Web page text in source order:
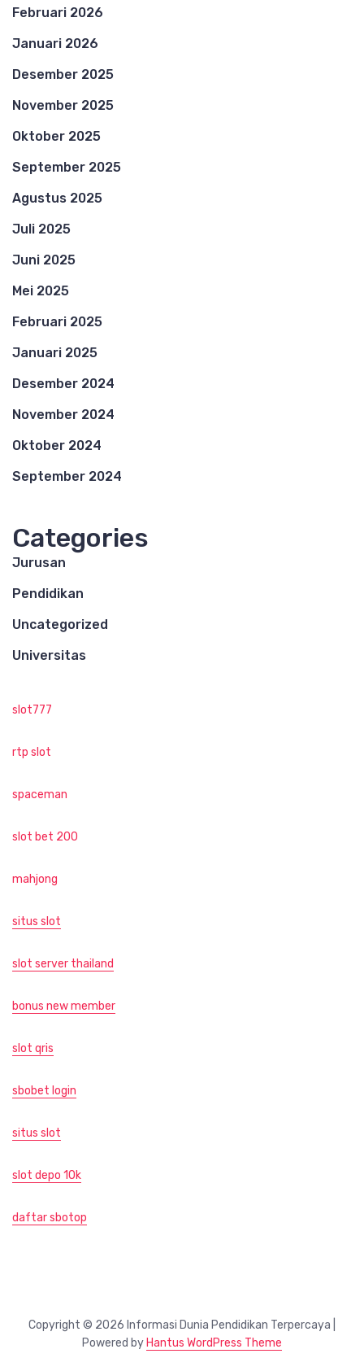
Februari 2026
Januari 2026
Desember 2025
November 2025
Oktober 2025
September 2025
Agustus 2025
Juli 2025
Juni 2025
Mei 2025
Februari 2025
Januari 2025
Desember 2024
November 2024
Oktober 2024
September 2024
Categories
Jurusan
Pendidikan
Uncategorized
Universitas
slot777
rtp slot
spaceman
slot bet 200
mahjong
situs slot
slot server thailand
bonus new member
slot qris
sbobet login
situs slot
slot depo 10k
daftar sbotop
Copyright © 2026 Informasi Dunia Pendidikan Terpercaya |
Powered by Hantus WordPress Theme